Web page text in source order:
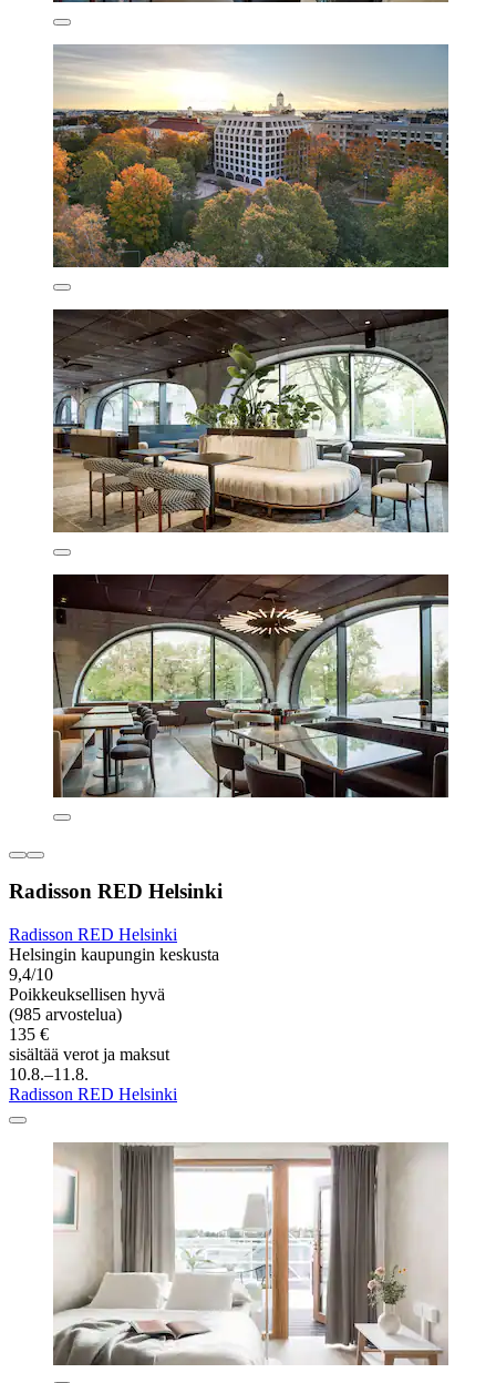
Radisson RED Helsinki
Radisson RED Helsinki
Helsingin kaupungin keskusta
9,4/10
Poikkeuksellisen hyvä
(985 arvostelua)
135 €
sisältää verot ja maksut
10.8.–11.8.
Radisson RED Helsinki